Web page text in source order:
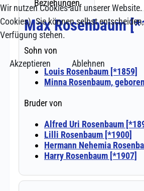
Wir nutzen Cookies auf unserer
Cookies). Sie können selbst
Verfügung stehen.
Akzeptieren
Ablehnen